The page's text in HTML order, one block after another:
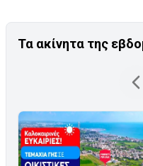
Τα ακίνητα της